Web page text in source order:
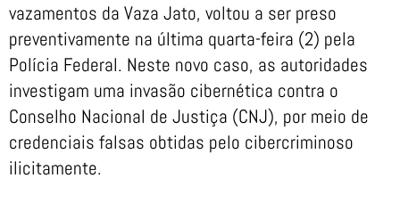
vazamentos da Vaza Jato, voltou a ser preso
preventivamente na última quarta-feira (2) pela
Polícia Federal. Neste novo caso, as autoridades
investigam uma invasão cibernética contra o
Conselho Nacional de Justiça (CNJ), por meio de
credenciais falsas obtidas pelo cibercriminoso
ilicitamente.